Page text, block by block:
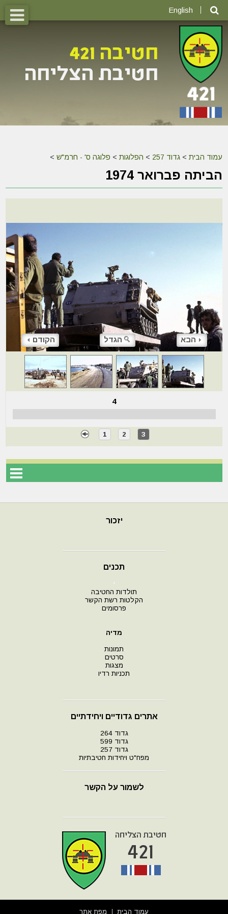
English
עמוד הבית >גדוד 257 > הפלוגות > פלוגה ס' - חרמ"ש >
הביתה פברואר 1974
הקודם הגדל הבא
4
1 2 3
יזכור
תכנים
י
תולדות החטיבה
הקלטות רשת הקשר
פרסומים
מדיה
תמונות
סרטים
מצגות
תכניות רדיו
אתרים גדודיים ויחידתיים
גדוד 264
גדוד 599
גדוד 257
מפח"ט ויחידות חטיבתיות
לשמור על הקשר
עמוד הבית מפת אתר